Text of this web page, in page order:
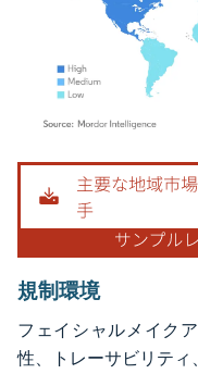
画像 © Mordor Intelligence。
規制環境
フェイシャルメイク
性、トレーサビリテ